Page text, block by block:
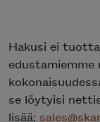
Hakusi ei
edustamiemme
se löytyisi
lisää: